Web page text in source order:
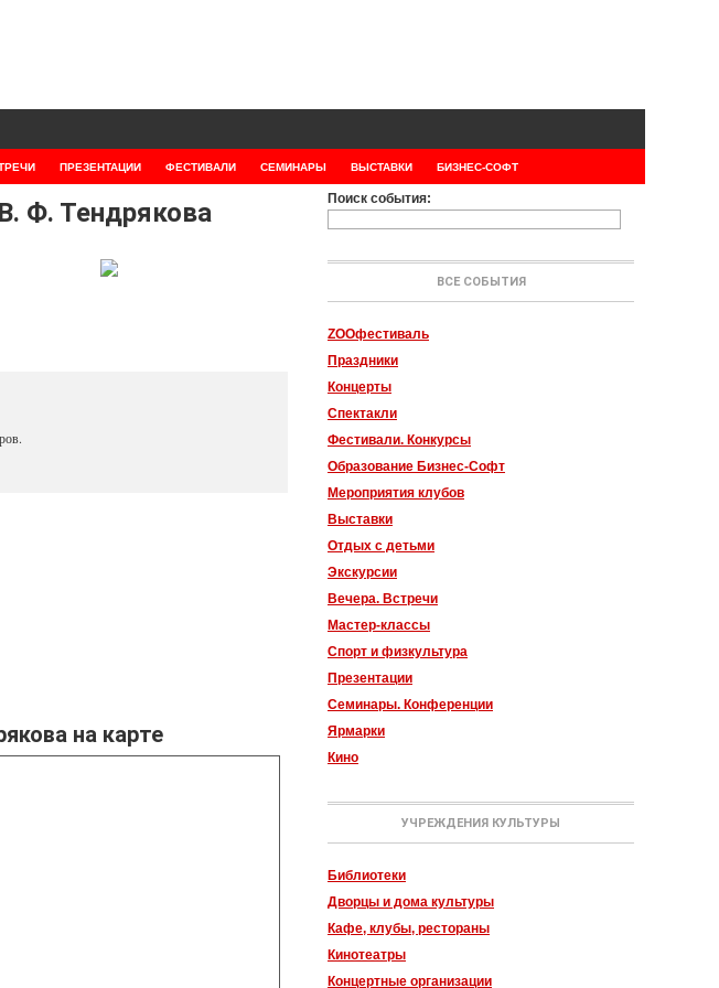
ПРЕЗЕНТАЦИИ ФЕСТИВАЛИ СЕМИНАРЫ ВЫСТАВКИ БИЗНЕС-СОФТ
Ф. Тендрякова
на карте
Поиск события:
ВСЕ СОБЫТИЯ
ZOOфестиваль
Праздники
Концерты
Спектакли
Фестивали. Конкурсы
Образование Бизнес-Софт
Мероприятия клубов
Выставки
Отдых с детьми
Экскурсии
Вечера. Встречи
Мастер-классы
Спорт и физкультура
Презентации
Семинары. Конференции
Ярмарки
Кино
УЧРЕЖДЕНИЯ КУЛЬТУРЫ
Библиотеки
Дворцы и дома культуры
Кафе, клубы, рестораны
Кинотеатры
Концертные организации